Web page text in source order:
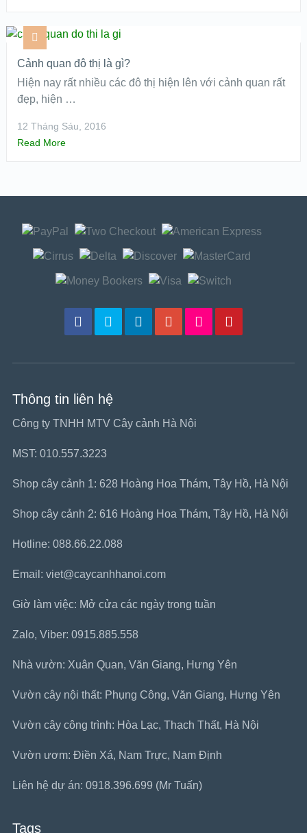
Cảnh quan đô thị là gì?
Hiện nay rất nhiều các đô thị hiện lên với cảnh quan rất
đẹp, hiện …
12 Tháng Sáu, 2016
Read More
Thông tin liên hệ
Công ty TNHH MTV Cây cảnh Hà Nội
MST: 010.557.3223
Shop cây cảnh 1: 628 Hoàng Hoa Thám, Tây Hồ, Hà Nội
Shop cây cảnh 2: 616 Hoàng Hoa Thám, Tây Hồ, Hà Nội
Hotline: 088.66.22.088
Email: viet@caycanhhanoi.com
Giờ làm việc: Mở cửa các ngày trong tuần
Zalo, Viber: 0915.885.558
Nhà vườn: Xuân Quan, Văn Giang, Hưng Yên
Vườn cây nội thất: Phụng Công, Văn Giang, Hưng Yên
Vườn cây công trình: Hòa Lạc, Thạch Thất, Hà Nội
Vườn ươm: Điền Xá, Nam Trực, Nam Định
Liên hệ dự án: 0918.396.699 (Mr Tuấn)
Tags